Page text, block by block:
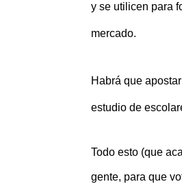
y se utilicen para
mercado.
Habrá que
estudio de
Todo esto (que
gente, para que